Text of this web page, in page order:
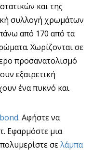
και της
συλλογή χρωμάτων
από 170 από τα
Χωρίζονται σε
προσανατολισμό
εξαιρετική
ένα πυκνό και
. Αφήστε να
Εφαρμόστε μια
σελάμπα